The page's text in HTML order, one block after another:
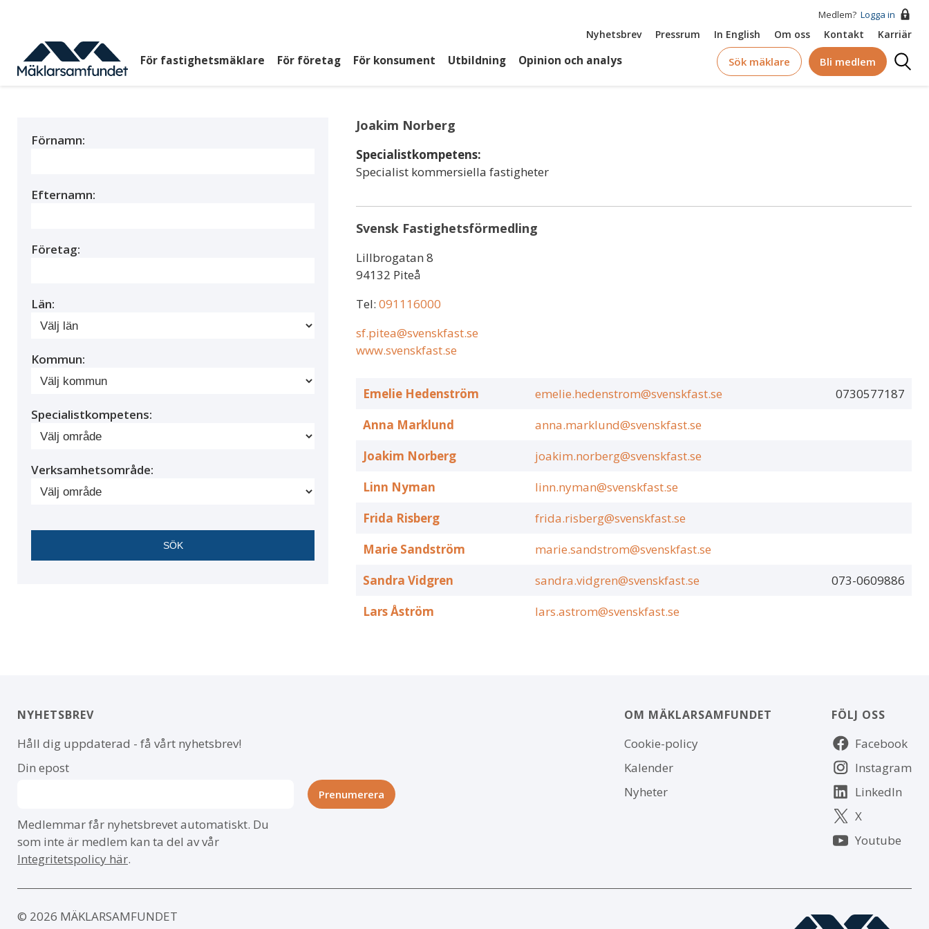
huvudinnehåll
Medlem? Logga in
Top
Nyhetsbrev Pressrum In English Om oss Kontakt Karriär
Huvudmeny
För fastighetsmäklare För företag För konsument Utbildning Opinion och analys Sök mäklare Bli medlem
Logga
Joakim Norberg
Specialistkompetens:
Specialist kommersiella fastigheter
Svensk Fastighetsförmedling
Lillbrogatan 8
94132 Piteå
Tel: 091116000
sf.pitea@svenskfast.se
www.svenskfast.se
Emelie Hedenström emelie.hedenstrom@svenskfast.se
0730577187
Anna Marklund
anna.marklund@svenskfast.se
Joakim Norberg
joakim.norberg@svenskfast.se
Linn Nyman
linn.nyman@svenskfast.se
Frida Risberg
frida.risberg@svenskfast.se
Marie Sandström
marie.sandstrom@svenskfast.se
Sandra Vidgren
sandra.vidgren@svenskfast.se
073-0609886
Lars Åström
lars.astrom@svenskfast.se
Förnamn:
Efternamn:
Företag:
Län:
Kommun:
Specialistkompetens:
Verksamhetsområde:
NYHETSBREV
Håll dig uppdaterad - få vårt nyhetsbrev!
Din epost
Medlemmar får nyhetsbrevet automatiskt. Du
som inte är medlem kan ta del av vår
Integritetspolicy här.
OM MÄKLARSAMFUNDET
Om
Cookie-policy
Kalender
Nyheter
FÖLJ OSS
Följ
oss
Facebook
Instagram
LinkedIn
X
Youtube
© 2026 MÄKLARSAMFUNDET